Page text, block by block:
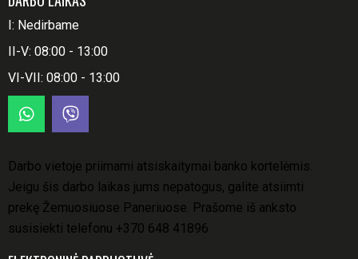
I: Nedirbame
II-V: 08:00 - 13:00
VI-VII: 08:00 - 13:00
Darbo vietoje priimami atsiskaitymai banko kortelėmis.
Jeigu šis darbo laikas jums nepatogus, galite atsiimti
prekę Žemuosiuose Paneriuose. Prašome iš anksto
susisiekti telefonu +370 648 41896